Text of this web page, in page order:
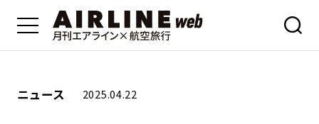
ニュース 2025.04.22